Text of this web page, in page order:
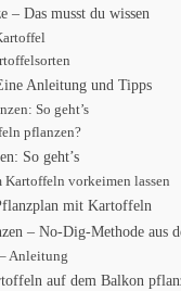
– Das musst du wissen
Anleitung und Tipps
So geht’s
pflanzen?
So geht’s
vorkeimen lassen
mit Kartoffeln
– No-Dig-Methode aus
Anleitung
auf dem Balkon